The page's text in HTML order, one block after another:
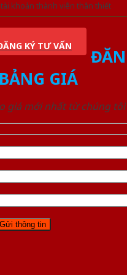
khoản thành viên thân thiết
KÝ TƯ VẤN
GIÁ
giá mới nhất từ chúng tôi